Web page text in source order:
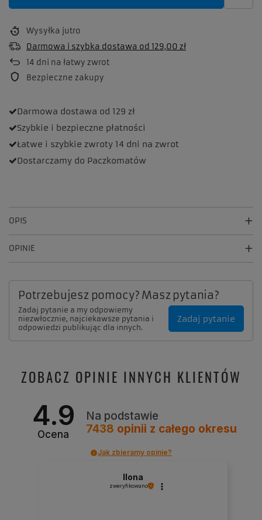
Wysyłka jutro
Darmowa i szybka dostawa od 129,00 zł
14 dni na łatwy zwrot
Bezpieczne zakupy
Darmowa dostawa od 129 zł
Szybkie i bezpieczne płatności
Łatwe i szybkie zwroty 14 dni na zwrot
Dostarczamy do Paczkomatów
OPIS
OPINIE
Potrzebujesz pomocy? Masz pytania?
Zadaj pytanie a my odpowiemy
niezwłocznie, najciekawsze pytania i
odpowiedzi publikując dla innych.
Zadaj pytanie
ZOBACZ OPINIE INNYCH KLIENTÓW
4.9
Ocena
Na podstawie
7438 opinii z całego okresu
Jak zbieramy opinie?
Ilona
zweryfikowano